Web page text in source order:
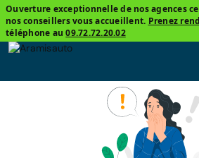
Ouverture exceptionnelle de nos agences
nos conseillers vous accueillent. Prenez
téléphone au09.72.72.20.02